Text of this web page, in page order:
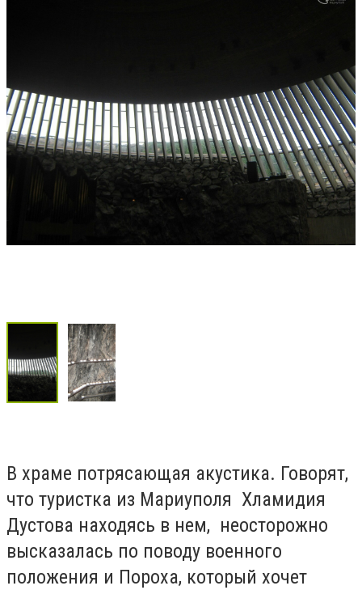
В храме потрясающая акустика. Говорят,
что туристка из Мариуполя Хламидия
Дустова находясь в нем, неосторожно
высказалась по поводу военного
положения и Пороха, который хочет